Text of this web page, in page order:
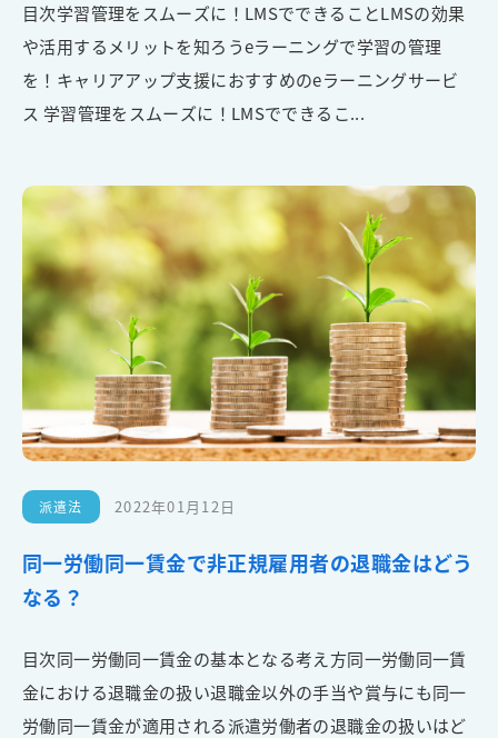
目次学習管理をスムーズに！LMSでできることLMSの効果
や活用するメリットを知ろうeラーニングで学習の管理
を！キャリアアップ支援におすすめのeラーニングサービ
ス 学習管理をスムーズに！LMSでできるこ...
派遣法 2022年01月12日
同一労働同一賃金で非正規雇用者の退職金はどう
なる？
目次同一労働同一賃金の基本となる考え方同一労働同一賃
金における退職金の扱い退職金以外の手当や賞与にも同一
労働同一賃金が適用される派遣労働者の退職金の扱いはど